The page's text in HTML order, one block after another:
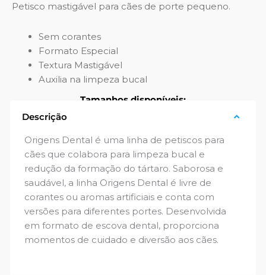
Petisco mastigável para cães de porte pequeno.
Sem corantes
Formato Especial
Textura Mastigável
Auxilia na limpeza bucal
Tamanhos disponíveis:
Descrição
Origens Dental é uma linha de petiscos para
cães que colabora para limpeza bucal e
redução da formação do tártaro. Saborosa e
saudável, a linha Origens Dental é livre de
corantes ou aromas artificiais e conta com
versões para diferentes portes. Desenvolvida
em formato de escova dental, proporciona
momentos de cuidado e diversão aos cães.